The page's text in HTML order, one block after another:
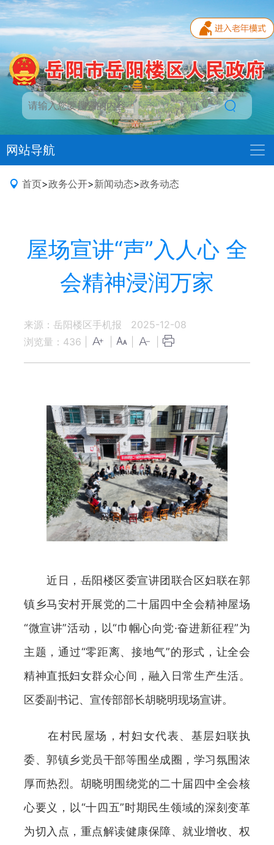
网站导航
首页>政务公开>新闻动态>政务动态
屋场宣讲“声”入人心 全
会精神浸润万家
来源：岳阳楼区手机报
2025-12-08
浏览量： 436
近日，岳阳楼区委宣讲团联合区妇联在郭
镇乡马安村开展党的二十届四中全会精神屋场
“微宣讲”活动，以“巾帼心向党·奋进新征程”为
主题，通过“零距离、接地气”的形式，让全会
精神直抵妇女群众心间，融入日常生产生活。
区委副书记、宣传部部长胡晓明现场宣讲。
在村民屋场，村妇女代表、基层妇联执
委、郭镇乡党员干部等围坐成圈，学习氛围浓
厚而热烈。胡晓明围绕党的二十届四中全会核
心要义，以“十四五”时期民生领域的深刻变革
为切入点，重点解读健康保障、就业增收、权